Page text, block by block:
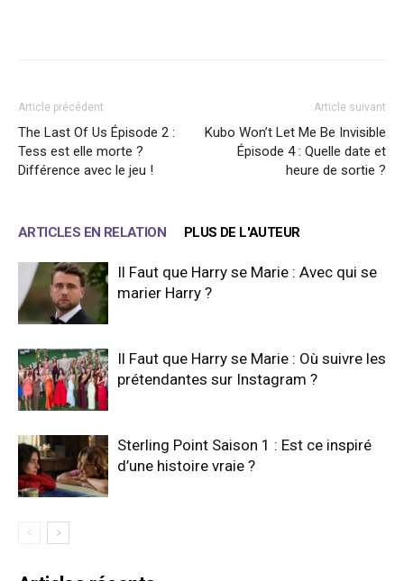
Article précédent
The Last Of Us Épisode 2 :
Tess est elle morte ?
Différence avec le jeu !
Article suivant
Kubo Won’t Let Me Be Invisible
Épisode 4 : Quelle date et
heure de sortie ?
ARTICLES EN RELATION PLUS DE L'AUTEUR
Il Faut que Harry se Marie : Avec qui se
marier Harry ?
Il Faut que Harry se Marie : Où suivre les
prétendantes sur Instagram ?
Sterling Point Saison 1 : Est ce inspiré
d’une histoire vraie ?